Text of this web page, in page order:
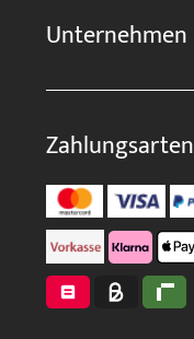
Unternehmen
Zahlungsarten